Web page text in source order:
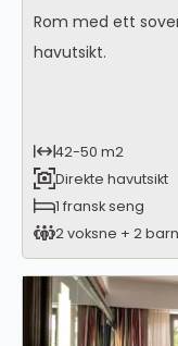
Rom med ett
havutsikt.
42-50 m2
Direkte havutsikt
1 fransk seng
2 voksne + 2